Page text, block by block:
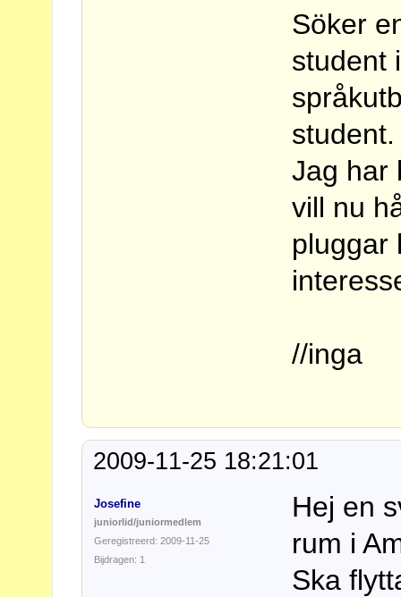
Söker
student
student.
Jag har
vill nu
pluggar
//inga
2009-11-25 18:21:01
Josefine
juniorlid/juniormedlem
Geregistreerd: 2009-11-25
Bijdragen: 1
Hej en
rum i
Ska